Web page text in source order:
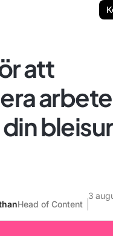
att
Head of Content
3